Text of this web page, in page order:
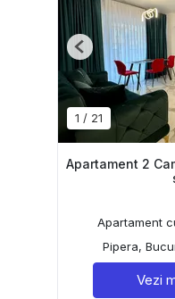
1 / 21
Previous
Apartament 2
Apartament
Pipera,
Vezi